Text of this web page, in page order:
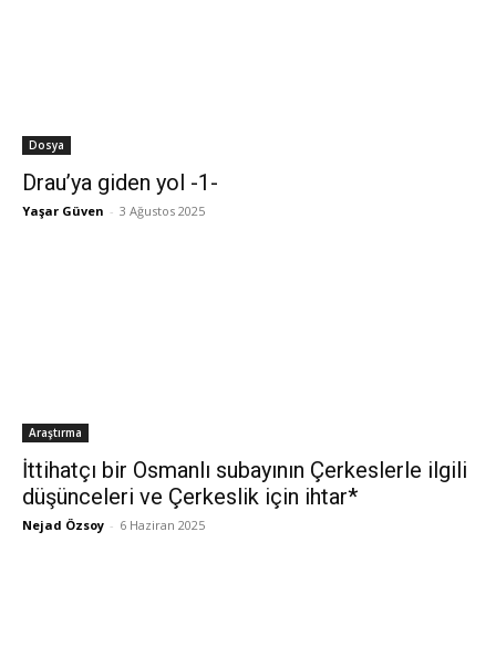
Dosya
Drau’ya giden yol -1-
Yaşar Güven - 3 Ağustos 2025
Araştırma
İttihatçı bir Osmanlı subayının Çerkeslerle ilgili
düşünceleri ve Çerkeslik için ihtar*
Nejad Özsoy - 6 Haziran 2025